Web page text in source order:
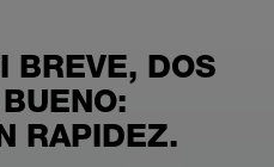
BREVE, DOS
RAPIDEZ.